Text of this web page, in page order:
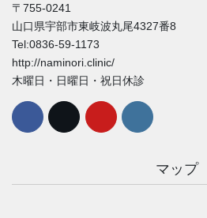
〒755-0241
山口県宇部市東岐波丸尾4327番8
Tel:0836-59-1173
http://naminori.clinic/
木曜日・日曜日・祝日休診
マップ